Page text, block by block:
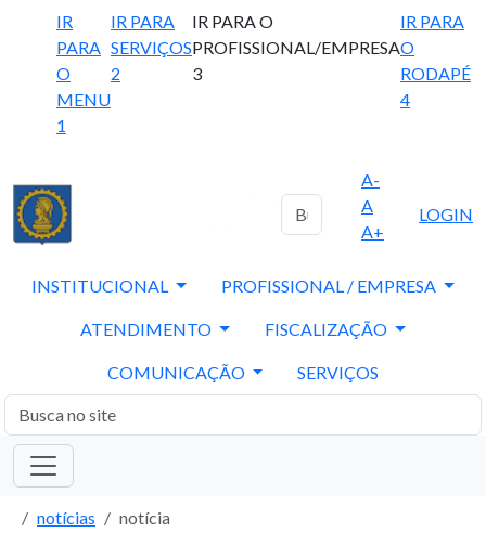
IR
PARA
O
MENU
1
IR PARA
SERVIÇOS
2
IR PARA O
PROFISSIONAL/EMPRESA
3
IR PARA
O
RODAPÉ
4
A-
A
A+
LOGIN
INSTITUCIONAL PROFISSIONAL / EMPRESA
ATENDIMENTO FISCALIZAÇÃO
COMUNICAÇÃO SERVIÇOS
notícias notícia